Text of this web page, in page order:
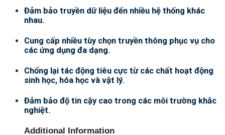
Đảm bảo truyền dữ liệu đến nhiều hệ thống khác
nhau.
Cung cấp nhiều tùy chọn truyền thông phục vụ cho
các ứng dụng đa dạng.
Chống lại tác động tiêu cực từ các chất hoạt động
sinh học, hóa học và vật lý.
Đảm bảo độ tin cậy cao trong các môi trường khắc
nghiệt.
Additional Information